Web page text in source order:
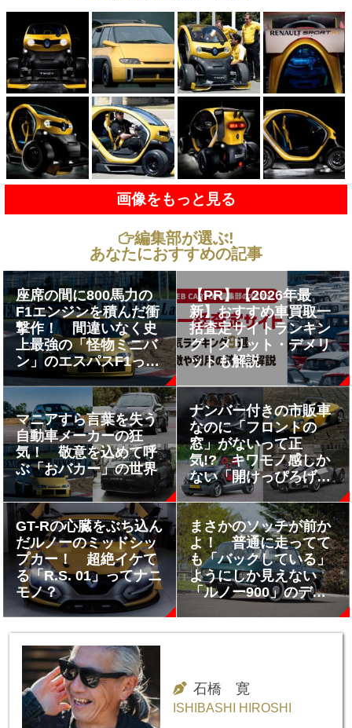
画像をもっと見る
編集部が選ぶ!
あなたにおすすめの記事
座席の間に800馬力の
F1エンジンを積んだ衝
撃作！ 間違いなく史
上最強の「怪物ミニバ
ン」のエスパスF1って
何もの？
【PR】【2026年最
新】おすすめ車買取一
括査定サイトランキン
グ｜メリット・デメリ
ットも解説
マニアすら言葉を失う
自動車メーカーの狂
気！ 敬意を込めて呼
ぶ「おバカー」の世界
ナンバー付きの市販車
なのに「フロントの
窓」がないって正
気!? キワモノ感しか
ない「開けっぴろげ
な」クルマ４台
GT-Rの心臓をぶち込ん
だルノーのミッドシッ
プカー！ 超絶イケて
る「R.S. 01」ってナニ
モノ？
まさかのソッチが前か
よ！ 普通に走ってて
も「バックしている」
ようにしか見えない
「ルノー900」のデザ
石橋 寛
ISHIBASHI HIROSHI